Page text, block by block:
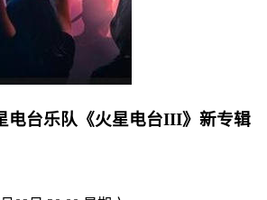
电台乐队《火星电台III》新专辑